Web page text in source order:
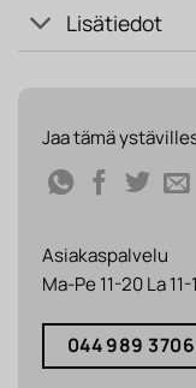
Lisätiedot
Jaa tämä
Asiakaspalvelu
Ma-Pe 11-20 La
044 989 3706